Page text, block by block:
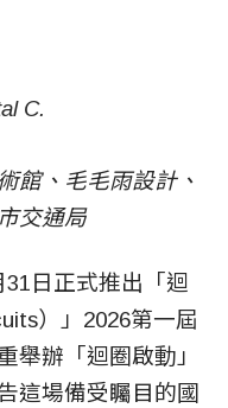
C.
館、毛毛雨設計、
交通局
日正式推出「迴
）」2026第一屆
舉辦「迴圈啟動」
這場備受矚目的國